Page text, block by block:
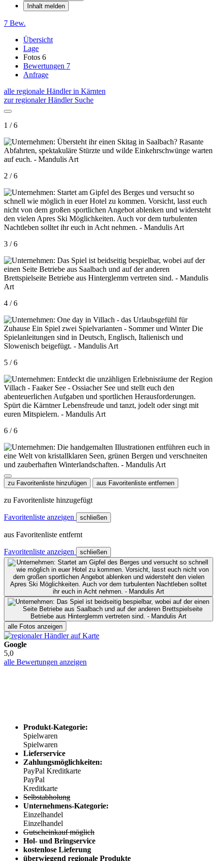
Inhalt melden
7 Bew.
Übersicht
Lage
Fotos 6
Bewertungen 7
Anfrage
alle regionale Händler in Kärnten
zur regionaler Händler Suche
1 / 6
2 / 6
3 / 6
4 / 6
5 / 6
6 / 6
zu Favoritenliste hinzufügen aus Favoritenliste entfernen
zu Favoritenliste hinzugefügt
Favoritenliste anzeigen schließen
aus Favoritenliste entfernt
Favoritenliste anzeigen schließen
alle Fotos anzeigen
Google
5,0
alle Bewertungen anzeigen
Produkt-Kategorie:
Spielwaren
Spielwaren
Lieferservice
Zahlungsmöglichkeiten:
PayPal Kreditkarte
PayPal
Kreditkarte
Selbstabholung
Unternehmens-Kategorie:
Einzelhandel
Einzelhandel
Gutscheinkauf möglich
Hol- und Bringservice
kostenlose Lieferung
überwiegend regionale Produkte